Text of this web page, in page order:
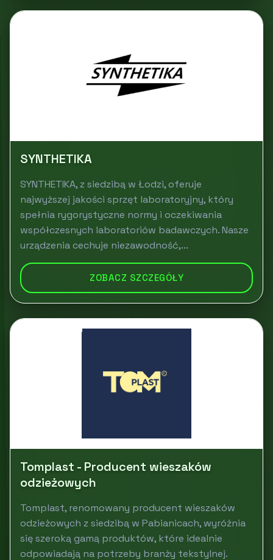
SYNTHETIKA
SYNTHETIKA, z siedzibą w Łodzi, oferuje
najwyższej jakości sprzęt laboratoryjny, który
spełnia rygorystyczne normy i oczekiwania
współczesnych laboratoriów badawczych. Nasze
urządzenia cechuje niezawodność,...
ZOBACZ SZCZEGÓŁY
Tomplast - Producent wieszaków
odzieżowych
Tomplast, renomowany producent wieszaków
odzieżowych z siedzibą w Pabianicach, wyróżnia
się szeroką gamą produktów, które idealnie
odpowiadają na potrzeby branży tekstylnej.